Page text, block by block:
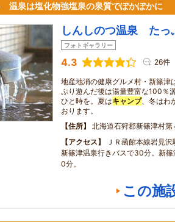
温泉は塩化物強塩泉の泉質でぽかぽかに
しんしのつ温泉 たっ
フォトギャラリー
4.3 26件
地産地消の健康グルメ村・新篠
ぷり遊んだ後は湯量豊富な100％
ひと時を。夏はキャンプ、冬はわ
おります。
住所
北海道石狩郡新篠津村
アクセス
ＪＲ函館本線岩見
新篠津温泉行きバスで30分。新
0分。
この施